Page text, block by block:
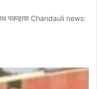
साथ पकड़ाया Chandauli news: